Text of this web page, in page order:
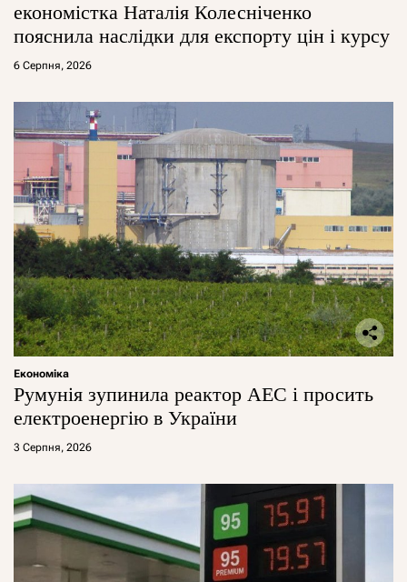
економістка Наталія Колесніченко
пояснила наслідки для експорту цін і курсу
6 Серпня, 2026
Економіка
Румунія зупинила реактор АЕС і просить
електроенергію в України
3 Серпня, 2026